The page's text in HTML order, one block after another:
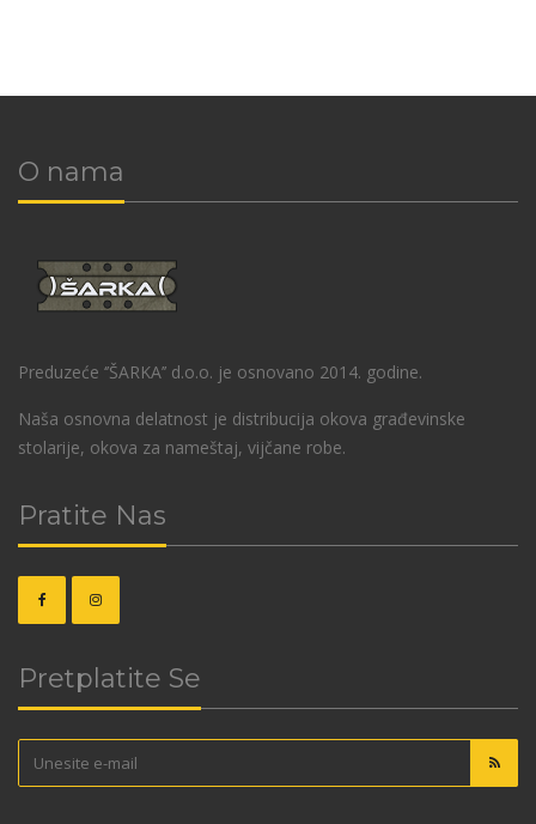
O nama
Preduzeće ‘’ŠARKA’’ d.o.o. je osnovano 2014. godine.
Naša osnovna delatnost je distribucija okova građevinske
stolarije, okova za nameštaj, vijčane robe.
Pratite Nas
Pretplatite Se